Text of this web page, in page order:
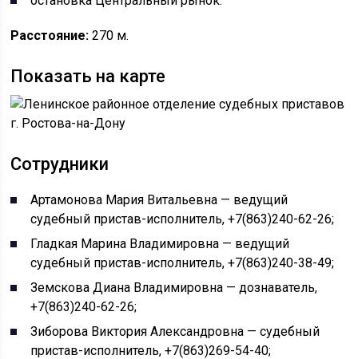
Расстояние:270 м.
Показать на карте
Сотрудники
Артамонова Мария Витальевна — ведущий
судебный пристав-исполнитель, +7(863)240-62-26;
Гладкая Марина Владимировна — ведущий
судебный пристав-исполнитель, +7(863)240-38-49;
Земскова Диана Владимировна — дознаватель,
+7(863)240-62-26;
Зиборова Виктория Александровна — судебный
пристав-исполнитель, +7(863)269-54-40;